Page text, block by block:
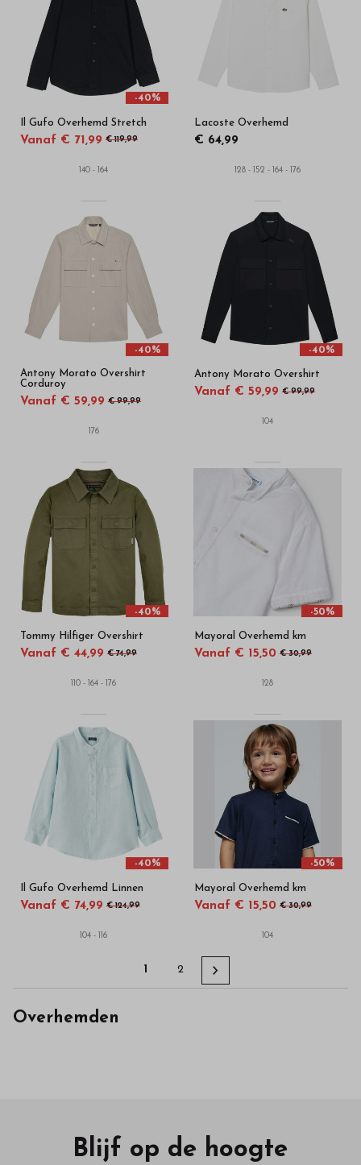
-40%
Il Gufo Overhemd Stretch
Vanaf € 71,99 € 119,99
140 - 164
Lacoste Overhemd
€ 64,99
128 - 152 - 164 - 176
-40%
Antony Morato Overshirt
Corduroy
Vanaf € 59,99 € 99,99
176
-40%
Antony Morato Overshirt
Vanaf € 59,99 € 99,99
104
-40%
Tommy Hilfiger Overshirt
Vanaf € 44,99 € 74,99
110 - 164 - 176
-50%
Mayoral Overhemd km
Vanaf € 15,50 € 30,99
128
-40%
Il Gufo Overhemd Linnen
Vanaf € 74,99 € 124,99
104 - 116
-50%
Mayoral Overhemd km
Vanaf € 15,50 € 30,99
104
1 2
Overhemden
Blijf op de hoogte